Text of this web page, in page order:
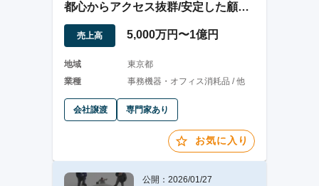
都心からアクセス抜群/安定した顧客
基盤
売上高 5,000万円〜1億円
地域
東京都
業種
事務機器・オフィス消耗品 / 他
会社譲渡 専門家あり
お気に入り
公開：2026/01/27